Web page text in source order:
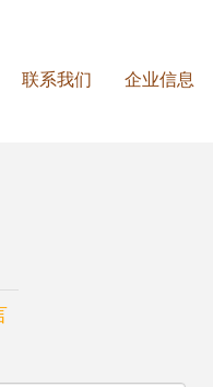
联系我们 企业信息